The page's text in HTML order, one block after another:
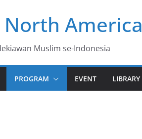
North America
Muslim se-Indonesia
PROGRAM EVENT LIBRARY